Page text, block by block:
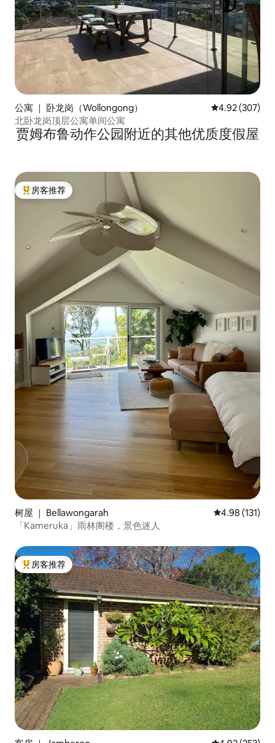
公寓 ｜ 卧龙岗（Wollongong） 平均评分 4.92
4.92 (307)
北卧龙岗顶层公寓单间公寓
贾姆布鲁动作公园附近的其他优质度假屋
热门「房客推荐」
房客推荐
树屋 ｜ Bellawongarah 平均评分 4.98
4.98 (131)
「Kameruka」雨林阁楼，景色迷人
热门「房客推荐」
房客推荐